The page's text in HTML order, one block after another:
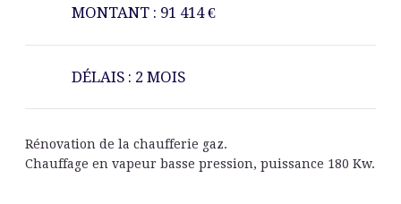
MONTANT : 91 414 €
DÉLAIS : 2 MOIS
Rénovation de la chaufferie gaz.
Chauffage en vapeur basse pression, puissance 180 Kw.